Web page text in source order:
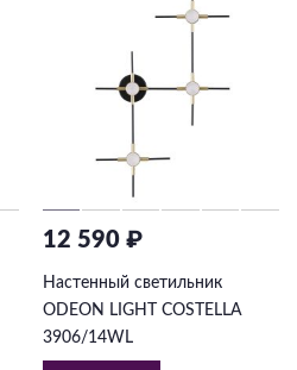
12 590 ₽
Настенный светильник
ODEON LIGHT COSTELLA
3906/14WL